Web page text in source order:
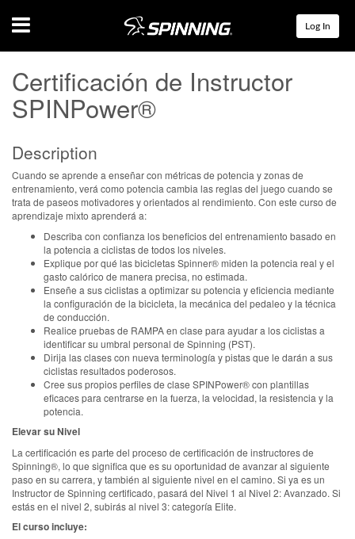
Menu Log In
Certificación de Instructor
SPINPower®
Description
Cuando se aprende a enseñar con métricas de potencia y zonas de
entrenamiento, verá como potencia cambia las reglas del juego cuando se
trata de paseos motivadores y orientados al rendimiento. Con este curso de
aprendizaje mixto aprenderá a:
Describa con confianza los beneficios del entrenamiento basado en
la potencia a ciclistas de todos los niveles.
Explique por qué las bicicletas Spinner® miden la potencia real y el
gasto calórico de manera precisa, no estimada.
Enseñe a sus ciclistas a optimizar su potencia y eficiencia mediante
la configuración de la bicicleta, la mecánica del pedaleo y la técnica
de conducción.
Realice pruebas de RAMPA en clase para ayudar a los ciclistas a
identificar su umbral personal de Spinning (PST).
Dirija las clases con nueva terminología y pistas que le darán a sus
ciclistas resultados poderosos.
Cree sus propios perfiles de clase SPINPower® con plantillas
eficaces para centrarse en la fuerza, la velocidad, la resistencia y la
potencia.
Elevar su Nivel
La certificación es parte del proceso de certificación de instructores de
Spinning®, lo que significa que es su oportunidad de avanzar al siguiente
paso en su carrera, y también al siguiente nivel en el camino. Si ya es un
Instructor de Spinning certificado, pasará del Nivel 1 al Nivel 2: Avanzado. Si
estás en el nivel 2, subirás al nivel 3: categoría Elite.
El curso incluye: